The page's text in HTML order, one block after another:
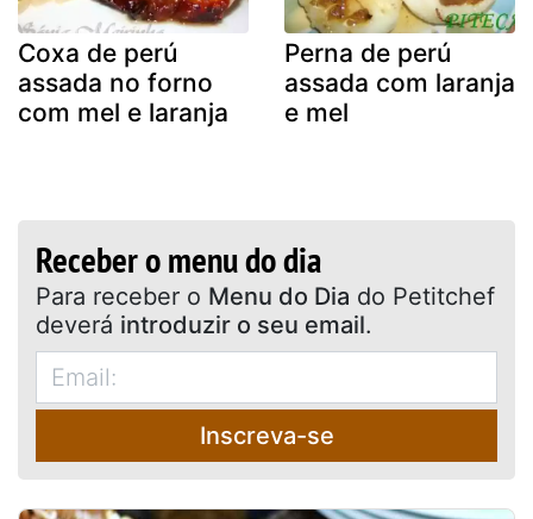
Coxa de perú
assada no forno
com mel e laranja
Perna de perú
assada com laranja
e mel
Receber o menu do dia
Para receber o Menu do Dia do Petitchef
deverá introduzir o seu email.
Inscreva-se